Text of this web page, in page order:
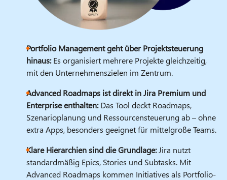
Portfolio Management geht über Projektsteuerung
hinaus:Es organisiert mehrere Projekte gleichzeitig,
mit den Unternehmenszielen im Zentrum.
Advanced Roadmaps ist direkt in Jira Premium und
Enterprise enthalten:Das Tool deckt Roadmaps,
Szenarioplanung und Ressourcensteuerung ab – ohne
extra Apps, besonders geeignet für mittelgroße Teams.
Klare Hierarchien sind die Grundlage:Jira nutzt
standardmäßig Epics, Stories und Subtasks. Mit
Advanced Roadmaps kommen Initiatives als Portfolio-